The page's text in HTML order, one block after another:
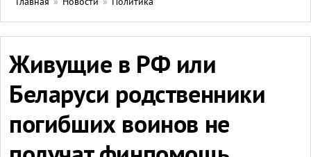
Главная » Новости » Политика
Живущие в РФ или
Беларуси родственники
погибших воинов не